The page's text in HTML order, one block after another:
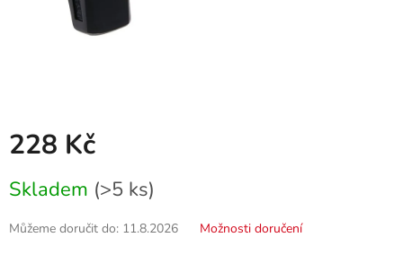
228 Kč
cena:
Skladem (>5 ks)
Můžeme doručit do: 11.8.2026 Možnosti doručení